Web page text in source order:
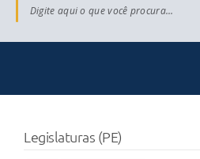
Digite aqui o que você procura...
Legislaturas (PE)